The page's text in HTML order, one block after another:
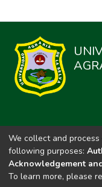
We collect and
following purposes:
Acknowledgement
To learn more, please